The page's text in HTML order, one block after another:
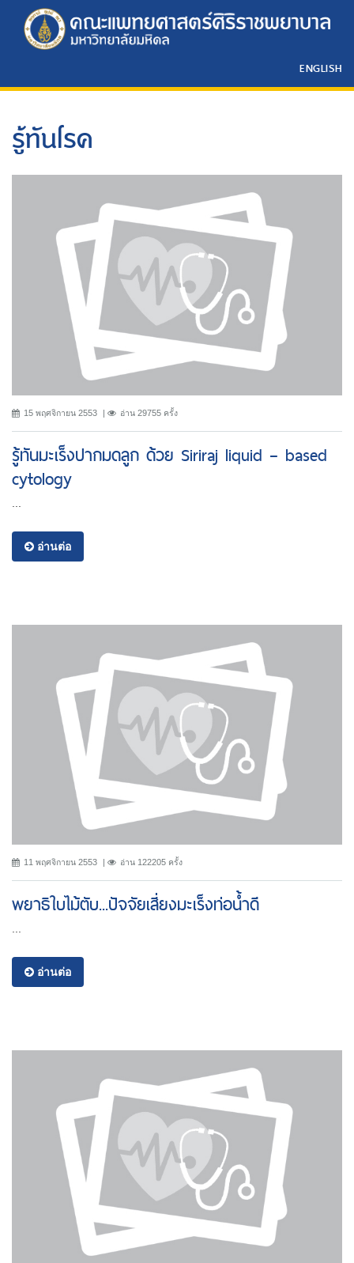
ENGLISH
รู้ทันโรค
15 พฤศจิกายน 2553 อ่าน 29755 ครั้ง
รู้ทันมะเร็งปากมดลูก ด้วย Siriraj liquid – based
cytology
อ่านต่อ
11 พฤศจิกายน 2553 อ่าน 122205 ครั้ง
พยาธิใบไม้ตับ...ปัจจัยเสี่ยงมะเร็งท่อน้ำดี
...
อ่านต่อ